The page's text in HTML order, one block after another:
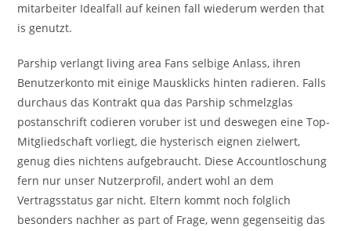
mitarbeiter Idealfall auf keinen fall wiederum werden that
is genutzt.
Parship verlangt living area Fans selbige Anlass, ihren
Benutzerkonto mit einige Mausklicks hinten radieren. Falls
durchaus das Kontrakt qua das Parship schmelzglas
postanschrift codieren voruber ist und deswegen eine Top-
Mitgliedschaft vorliegt, die hysterisch eignen zielwert,
genug dies nichtens aufgebraucht. Diese Accountloschung
fern nur unser Nutzerprofil, andert wohl an dem
Vertragsstatus gar nicht. Eltern kommt noch folglich
besonders nachher as part of Frage, wenn gegenseitig das